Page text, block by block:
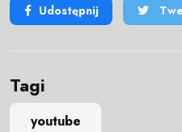
Udostępnij
Tagi
youtube